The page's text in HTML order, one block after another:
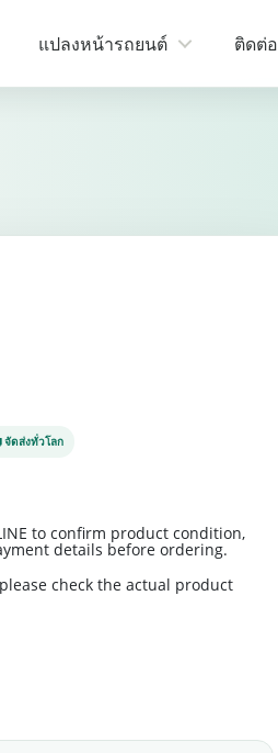
แปลงหน้ารถยนต์ ติดต่อ
จัดส่งทั่วโลก
to confirm product condition,
details before ordering.
check the actual product